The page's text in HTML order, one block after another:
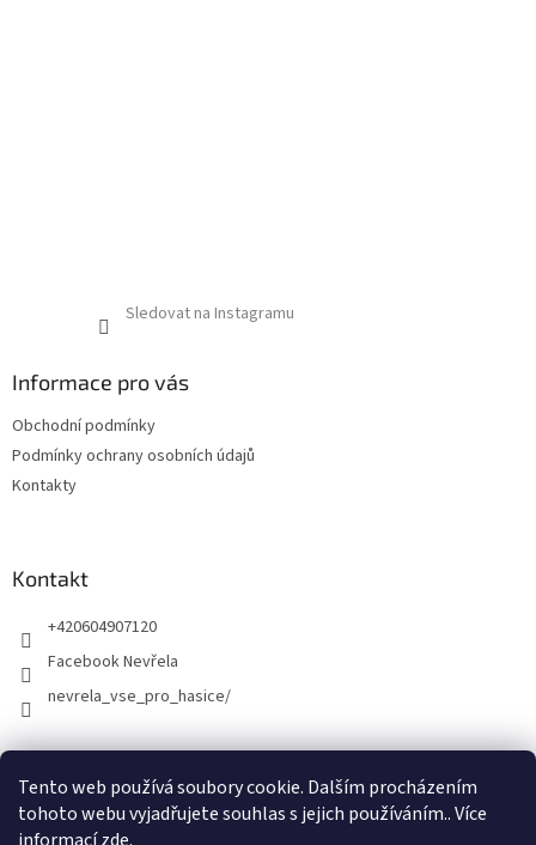
Tento web používá soubory cookie. Dalším procházením
tohoto webu vyjadřujete souhlas s jejich používáním.. Více
Sledovat na Instagramu
Informace pro vás
Obchodní podmínky
Podmínky ochrany osobních údajů
Kontakty
Kontakt
+420604907120
Facebook Nevřela
nevrela_vse_pro_hasice/